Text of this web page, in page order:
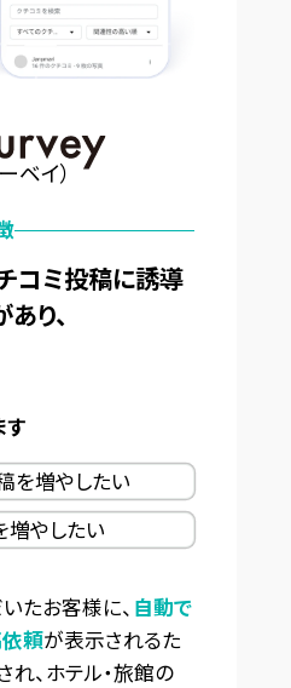
ベイ）
コミ投稿に誘導
り、
す
を増やしたい
増やしたい
たお客様に、 自動で
頼が表示されるた
れ、ホテル・旅館の